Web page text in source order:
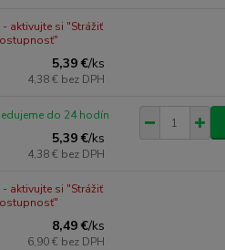
5,39 €/ks
4,38 € bez DPH
aktivujte si "Strážiť
5,39 €/ks
4,38 € bez DPH
do 24 hodín
8,49 €/ks
6,90 € bez DPH
aktivujte si "Strážiť